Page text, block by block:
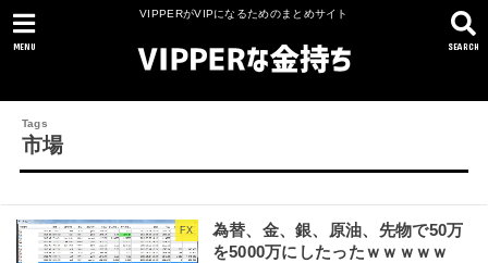
VIPPERがVIPになるためのまとめサイト
SEARCH
MENU
市場
FX
為替、金、銀、原油、先物で50万
を5000万にしたったｗｗｗｗｗ